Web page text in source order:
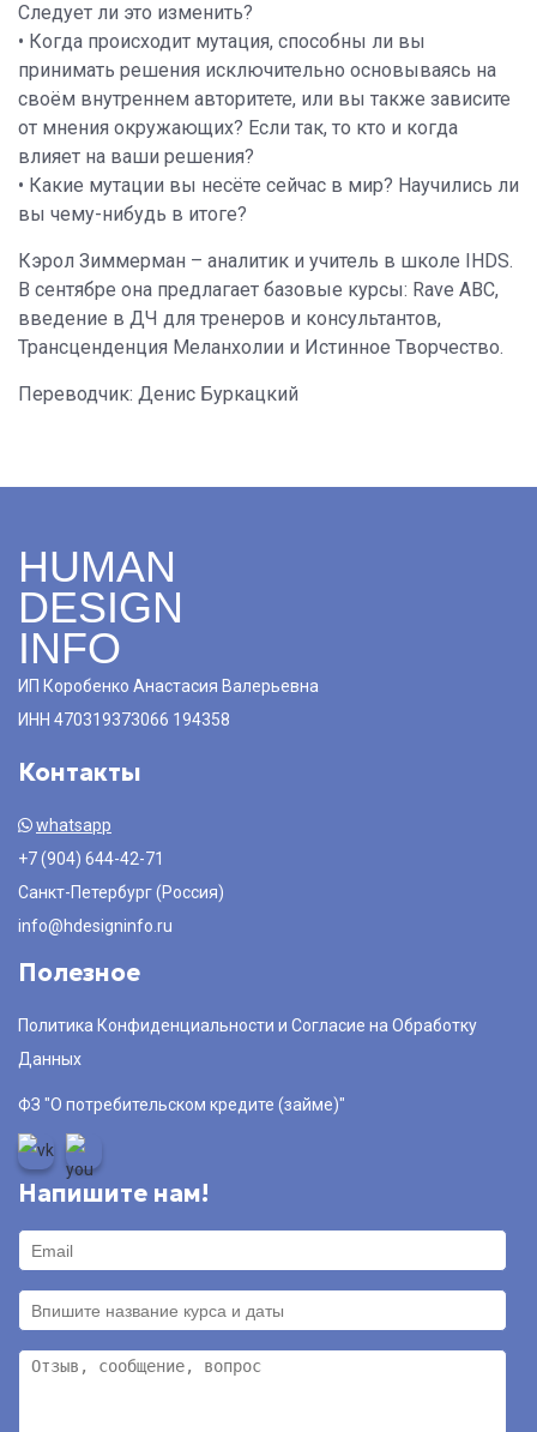
Следует ли это изменить?
• Когда происходит мутация, способны ли вы
принимать решения исключительно основываясь на
своём внутреннем авторитете, или вы также зависите
от мнения окружающих? Если так, то кто и когда
влияет на ваши решения?
• Какие мутации вы несёте сейчас в мир? Научились ли
вы чему-нибудь в итоге?
Кэрол Зиммерман – аналитик и учитель в школе IHDS.
В сентябре она предлагает базовые курсы: Rave ABC,
введение в ДЧ для тренеров и консультантов,
Трансценденция Меланхолии и Истинное Творчество.
Переводчик: Денис Буркацкий
HUMAN
DESIGN
INFO
ИП Коробенко Анастасия Валерьевна
ИНН 470319373066 194358
Контакты
whatsapp
+7 (904) 644-42-71
Санкт-Петербург (Россия)
info@hdesigninfo.ru
Полезное
Политика Конфиденциальности и Согласие на Обработку
Данных
ФЗ "О потребительском кредите (займе)"
Напишите нам!